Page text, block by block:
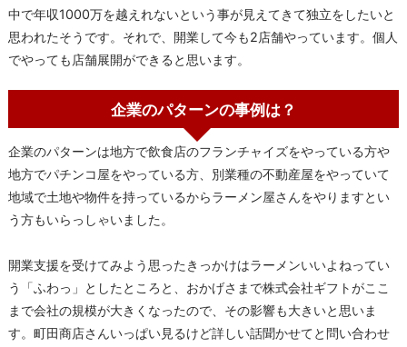
中で年収1000万を越えれないという事が見えてきて独立をしたいと
思われたそうです。それで、開業して今も2店舗やっています。個人
でやっても店舗展開ができると思います。
企業のパターンの事例は？
企業のパターンは地方で飲食店のフランチャイズをやっている方や
地方でパチンコ屋をやっている方、別業種の不動産屋をやっていて
地域で土地や物件を持っているからラーメン屋さんをやりますとい
う方もいらっしゃいました。
開業支援を受けてみよう思ったきっかけはラーメンいいよねってい
う「ふわっ」としたところと、おかげさまで株式会社ギフトがここ
まで会社の規模が大きくなったので、その影響も大きいと思いま
す。町田商店さんいっぱい見るけど詳しい話聞かせてと問い合わせ